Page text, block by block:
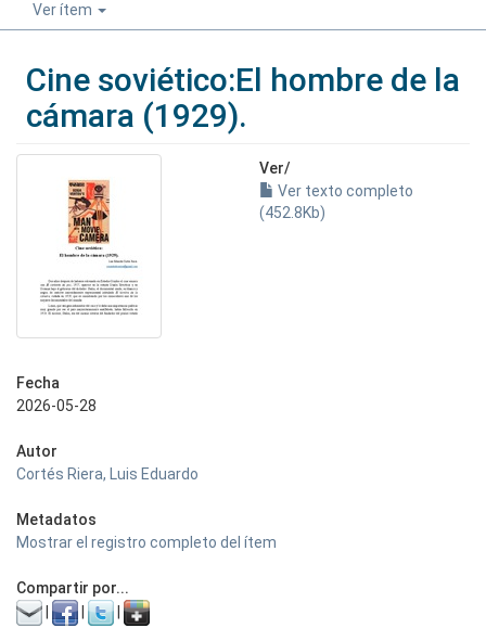
Ver ítem
Cine soviético:El hombre de la
cámara (1929).
Ver/
Ver texto completo
(452.8Kb)
Fecha
2026-05-28
Autor
Cortés Riera, Luis Eduardo
Metadatos
Mostrar el registro completo del ítem
Compartir por...